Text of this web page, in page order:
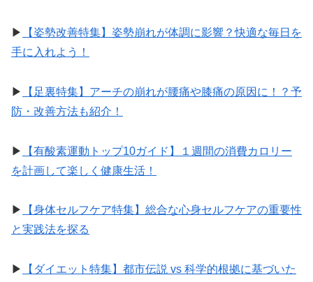
▶︎
【姿勢改善特集】姿勢崩れが体調に影響？快適な毎日を
手に入れよう！
▶︎
【足裏特集】アーチの崩れが腰痛や膝痛の原因に！？予
防・改善方法も紹介！
▶︎
【有酸素運動トップ10ガイド】１週間の消費カロリー
を計画して楽しく健康生活！
▶︎
【身体セルフケア特集】総合な心身セルフケアの重要性
と実践法を探る
▶︎
【ダイエット特集】都市伝説 vs 科学的根拠に基づいた